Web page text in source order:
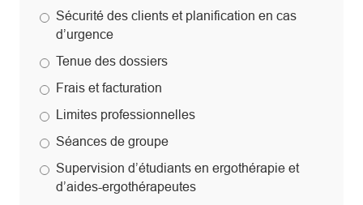
Sécurité des clients et planification en cas
d’urgence
Tenue des dossiers
Frais et facturation
Limites professionnelles
Séances de groupe
Supervision d’étudiants en ergothérapie et
d’aides-ergothérapeutes